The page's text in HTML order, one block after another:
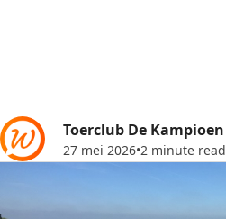
Toerclub De Kampioen
27 mei 2026•2 minute read